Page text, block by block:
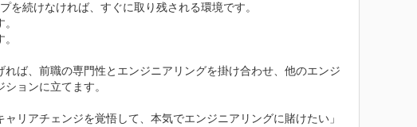
を続けなければ、すぐに取り残される環境です。
ば、前職の専門性とエンジニアリングを掛け合わせ、他のエンジ
ョンに立てます。
リアチェンジを覚悟して、本気でエンジニアリングに賭けたい」